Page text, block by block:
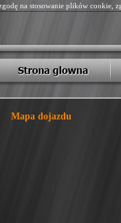
na stosowanie plików
Mapa dojazdu